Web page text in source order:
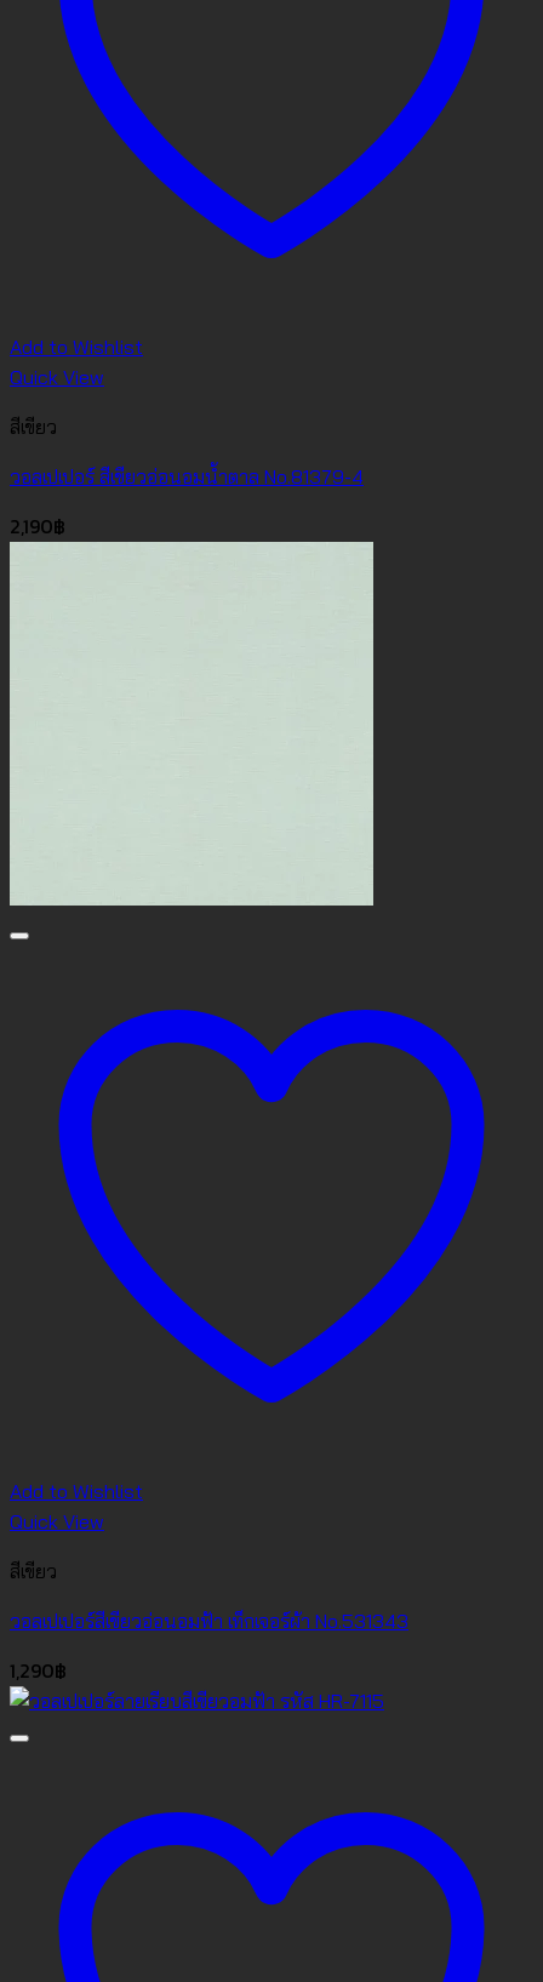
Add to Wishlist
Quick View
สีเขียว
วอลเปเปอร์ สีเขียวอ่อนอมน้ำตาล No.81379-4
2,190฿
Add to Wishlist
Quick View
สีเขียว
วอลเปเปอร์สีเขียวอ่อนอมฟ้า เท็กเจอร์ผ้า No.531343
1,290฿